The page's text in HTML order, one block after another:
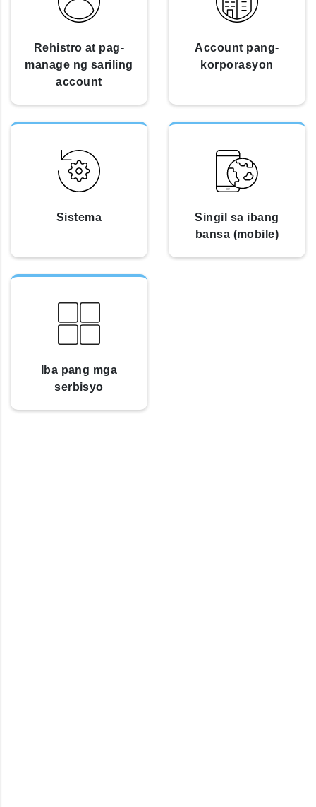
Rehistro at pag-
manage ng sariling
account
Account pang-
korporasyon
Sistema
Singil sa ibang
bansa (mobile)
Iba pang mga
serbisyo